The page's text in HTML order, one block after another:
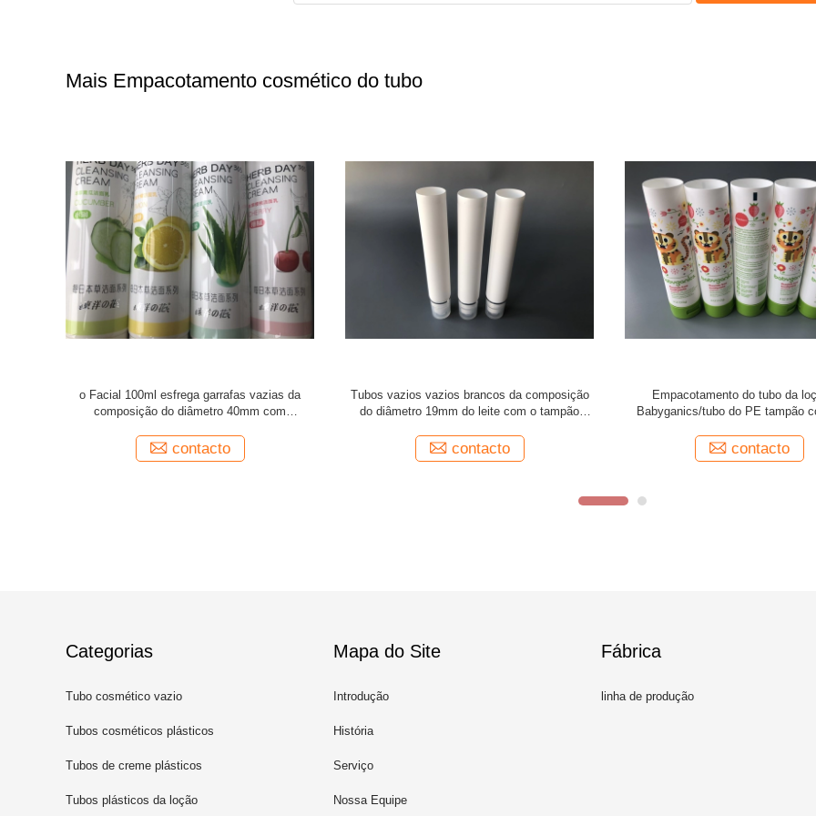
Mais Empacotamento cosmético do tubo
Tubo cosmético da garrafa de vidro que
empacota com o tampão exterior branco do
contacto
Tubo cosmético Pearlescent colorido de
Rinawale que empacota 30g com tampão de
contacto
Tubo cosmético da anti impressão
que empacota com o diferente
contacto
Categorias
Tubo cosmético vazio
Tubos cosméticos plásticos
Tubos de creme plásticos
Tubos plásticos da loção
Mapa do Site
Introdução
História
Serviço
Nossa Equipe
Fábrica
linha de produção